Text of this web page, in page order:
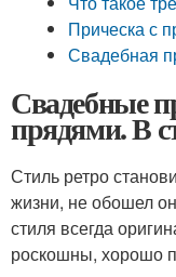
Прическа с
Свадебная
Свадебные
прядями. В
Стиль ретро
жизни, не обошел
стиля всегда
роскошны, хорошо